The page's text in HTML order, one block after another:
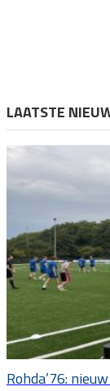
LAATSTE
Rohda’76: